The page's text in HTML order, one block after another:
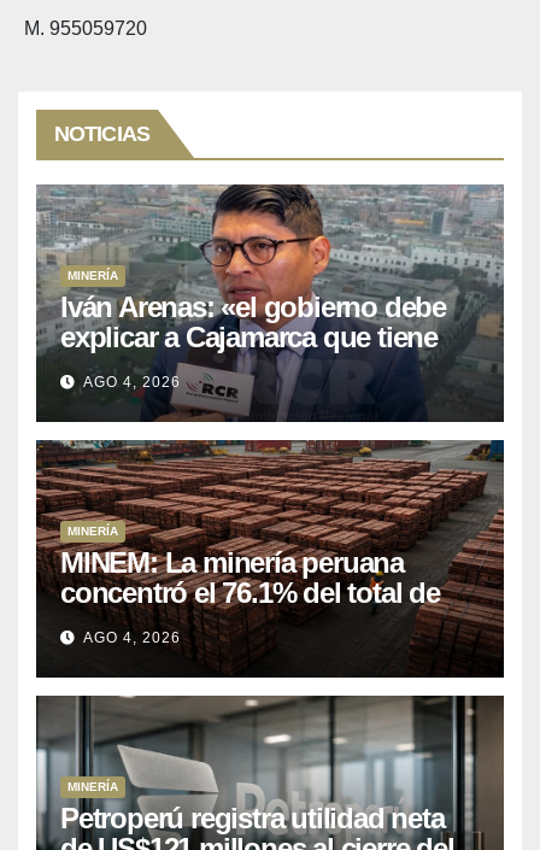
M. 955059720
NOTICIAS
MINERÍA
Iván Arenas: «el gobierno debe
explicar a Cajamarca que tiene
US$ 16 mil millones en proyectos
mineros para salir de la pobreza
AGO 4, 2026
MINERÍA
MINEM: La minería peruana
concentró el 76.1% del total de
las exportaciones nacionales
entre enero y abril de 2026
AGO 4, 2026
MINERÍA
Petroperú registra utilidad neta